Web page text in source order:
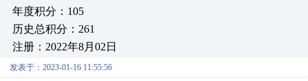
年度积分：105
历史总积分：261
注册：2022年8月02日
发表于：2023-01-16 11:55:56